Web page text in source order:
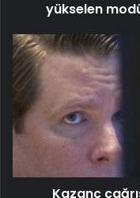
yükselen
Kazanç